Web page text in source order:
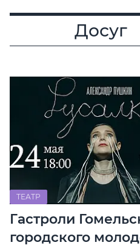
Досуг
ТЕАТР
Гастроли
городского